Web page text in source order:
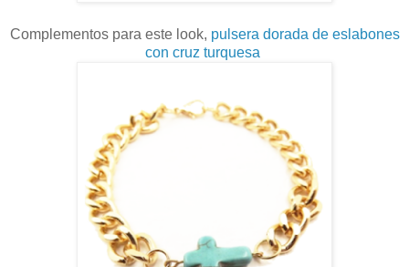
Complementos para este look, pulsera dorada de eslabones
con cruz turquesa